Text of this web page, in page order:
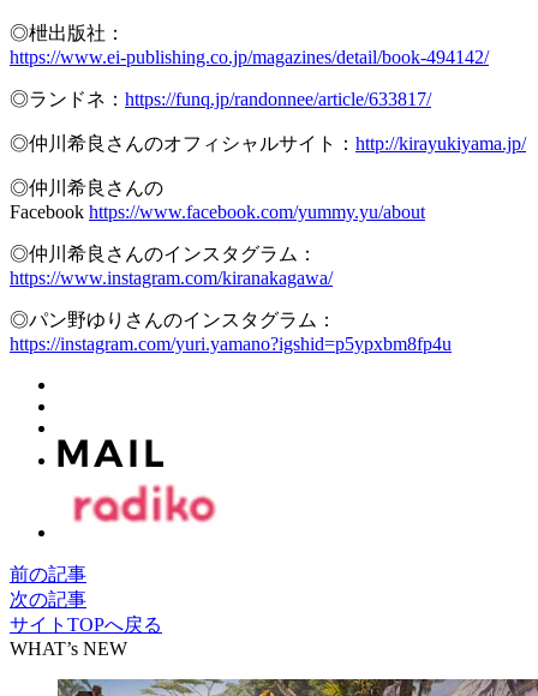
◎枻出版社：
https://www.ei-publishing.co.jp/magazines/detail/book-494142/
◎ランドネ： https://funq.jp/randonnee/article/633817/
◎仲川希良さんのオフィシャルサイト： http://kirayukiyama.jp/
◎仲川希良さんの
Facebook https://www.facebook.com/yummy.yu/about
◎仲川希良さんのインスタグラム：
https://www.instagram.com/kiranakagawa/
◎パン野ゆりさんのインスタグラム：
https://instagram.com/yuri.yamano?igshid=p5ypxbm8fp4u
前の記事
次の記事
サイトTOPへ戻る
WHAT’s NEW